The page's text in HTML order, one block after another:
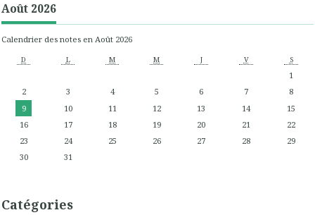
Août 2026
Calendrier des notes en Août 2026
D L M M J V S
1
2
3 4 5 6 7
8
9
10 11 12 13 14
15
16
17 18 19 20 21
22
23
24 25 26 27 28
29
30
31
Catégories